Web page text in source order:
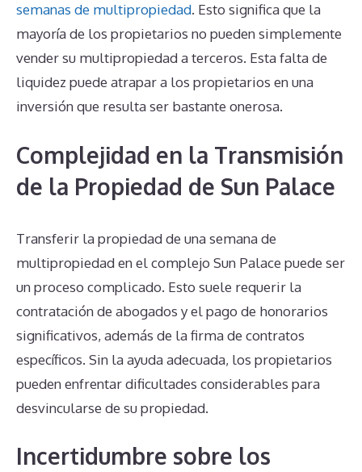
semanas de multipropiedad. Esto significa que la
mayoría de los propietarios no pueden simplemente
vender su multipropiedad a terceros. Esta falta de
liquidez puede atrapar a los propietarios en una
inversión que resulta ser bastante onerosa.
Complejidad en la Transmisión
de la Propiedad de Sun Palace
Transferir la propiedad de una semana de
multipropiedad en el complejo Sun Palace puede ser
un proceso complicado. Esto suele requerir la
contratación de abogados y el pago de honorarios
significativos, además de la firma de contratos
específicos. Sin la ayuda adecuada, los propietarios
pueden enfrentar dificultades considerables para
desvincularse de su propiedad.
Incertidumbre sobre los